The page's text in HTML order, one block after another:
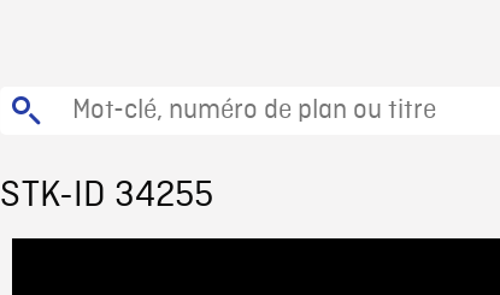
STK-ID 34255